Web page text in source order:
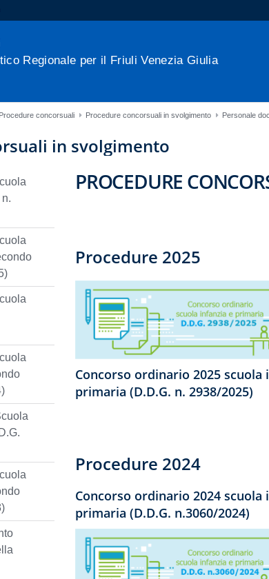
Regionale per il Friuli Venezia Giulia
Procedure concorsuali Procedure concorsuali in svolgimento Personale
in svolgimento
PROCEDURE
Procedure 2025
Concorso ordinario 2025 scuola
primaria (D.D.G. n. 2938/2025)
Procedure 2024
Concorso ordinario 2024 scuola
primaria (D.D.G. n.3060/2024)